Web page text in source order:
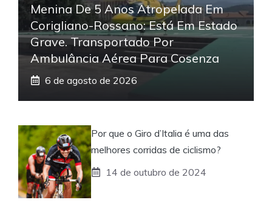
Menina De 5 Anos Atropelada Em
Corigliano-Rossano: Está Em Estado
Grave. Transportado Por
Ambulância Aérea Para Cosenza
6 de agosto de 2026
Por que o Giro d’Italia é uma das
melhores corridas de ciclismo?
14 de outubro de 2024